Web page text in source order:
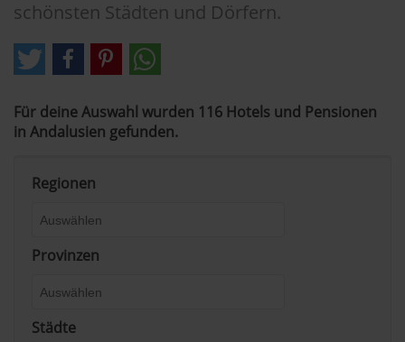
schönsten Städten und Dörfern.
Für deine Auswahl wurden 116 Hotels und Pensionen
in Andalusien gefunden.
Regionen
Provinzen
Städte